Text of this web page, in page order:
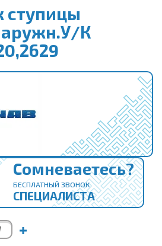
ступицы
К
Сомневаетесь?
БЕСПЛАТНЫЙ ЗВОНОК
СПЕЦИАЛИСТА